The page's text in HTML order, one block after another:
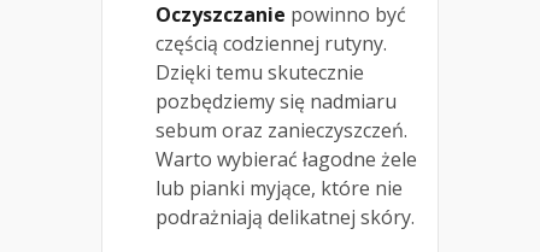
Oczyszczanie powinno być
częścią codziennej rutyny.
Dzięki temu skutecznie
pozbędziemy się nadmiaru
sebum oraz zanieczyszczeń.
Warto wybierać łagodne żele
lub pianki myjące, które nie
podrażniają delikatnej skóry.